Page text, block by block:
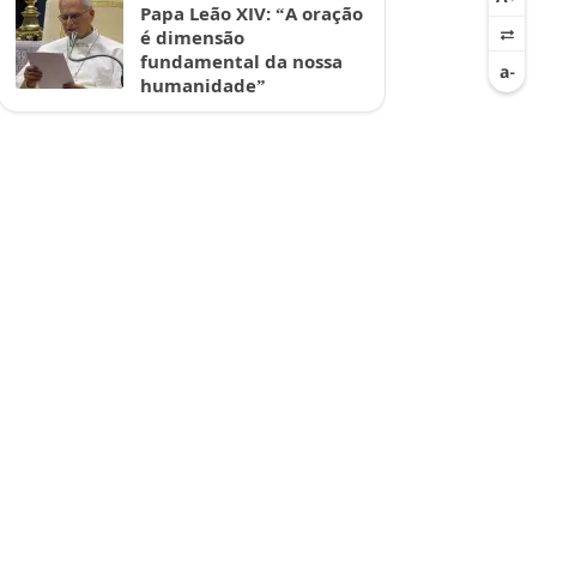
Papa Leão XIV: “A oração
é dimensão
fundamental da nossa
humanidade”